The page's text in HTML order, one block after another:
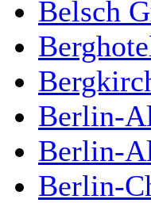
Belsch
Berlin-
Berlin-
Berlin-